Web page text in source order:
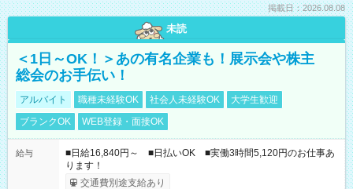
掲載日：2026.08.08
未読
＜1日～OK！＞あの有名企業も！展示会や株主
総会のお手伝い！
アルバイト 職種未経験OK 社会人未経験OK
大学生歓迎
ブランクOK
WEB登録・面接OK
給与
■日給16,840円～ ■日払いOK ■実働3時間5,120円のお仕事あ
ります！
交通費別途支給あり